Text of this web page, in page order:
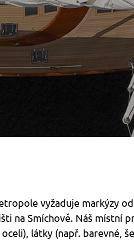
vyžaduje markýzy
na Smíchově. Náš místní
látky (např. barevné,